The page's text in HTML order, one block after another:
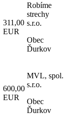
311,00
EUR
Robíme
strechy
s.r.o.
Obec
Ďurkov
600,00
EUR
MVL, spol.
s.r.o.
Obec
Ďurkov